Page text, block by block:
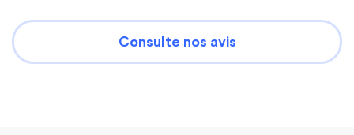
Consulte nos avis